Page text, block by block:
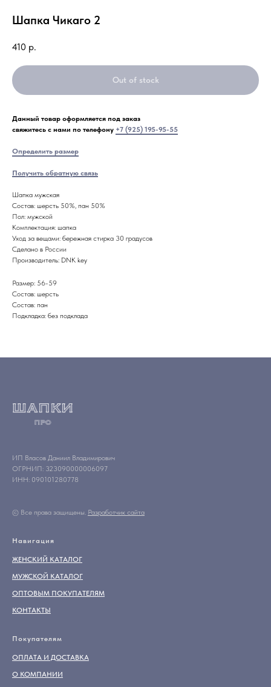
Шапка Чикаго 2
410 р.
Out of stock
Данный товар оформляется под заказ
свяжитесь с нами по телефону +7 (925) 195-95-55
Определить размер
Получить обратную связь
Шапка мужская
Состав: шерсть 50%, пан 50%
Пол: мужской
Комплектация: шапка
Уход за вещами: бережная стирка 30 градусов
Сделано в России
Производитель: DNK key
Размер: 56-59
Состав: шерсть
Состав: пан
Подкладка: без подклада
ИП Власов Даниил Владимирович
ОГРНИП: 323090000006097
ИНН: 090101280778
© Все права защищены. Разработчик сайта
Навигация
ЖЕНСКИЙ КАТАЛОГ
МУЖСКОЙ КАТАЛОГ
ОПТОВЫМ ПОКУПАТЕЛЯМ
КОНТАКТЫ
Покупателям
ОПЛАТА И ДОСТАВКА
О КОМПАНИИ